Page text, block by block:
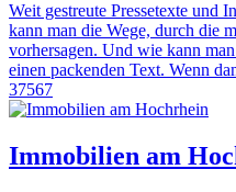
Weit gestreute Pressetexte und
kann man die Wege, durch die
vorhersagen. Und wie kann
einen packenden Text. Wenn
37567
Immobilien am